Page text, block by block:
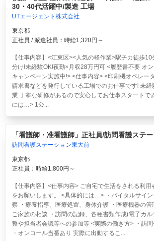
30・40代活躍中/製造 工場
UTエージェント株式会社
東京都
正社員 / 派遣社員：時給1,320円～
【仕事内容】<江東区><人気の軽作業>駅チカ徒歩
分け!未経験OK!夜勤×月収28万円可 <履歴書不要 オ
キャンペーン実施中!> <仕事内容> <印刷機オペレー
請求書などを発行している工場でのお仕事です! 未
業 丁寧な研修があるので安心してお仕事スタートで
には…> 1公...
「看護師・准看護師」正社員/訪問看護ステ
訪問看護ステーション東大前
東京都
正社員：時給1,800円～
【仕事内容】<仕事内容> ご自宅で生活をされる利
をお願いします。 <具体的には…> ・バイタルサイ
察 ・療養指導、医療処置、身体介護 ・医療機器の
ご家族の相談 ・訪問の記録、各種書類作成(電子カ
整や担当者会議等への参加等 <実際の働き方> ・訪
・オンコール当番あり 実際に出動するこ...